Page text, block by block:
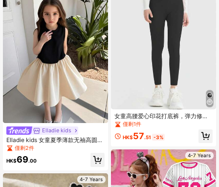
Elladie kids
Elladie kids 女童夏季薄款无袖高圆领
拼接纯真风格连衣裙
僅剩2件
HK$69.00
4-7 Years
女童高腰爱心印花打底裤，弹力修身
打底裤，儿童休闲运动裤，学生学校
舞蹈百搭打底裤，ins风爱心打底裤，
适合幼儿和年轻女孩
僅剩1件
HK$57.51 -3%
4-7 Years